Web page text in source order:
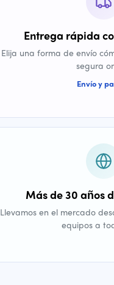
Entrega rápida
Elija una forma de envío
segura
Envío y
Más de 30 años
Llevamos en el mercado
equipos a